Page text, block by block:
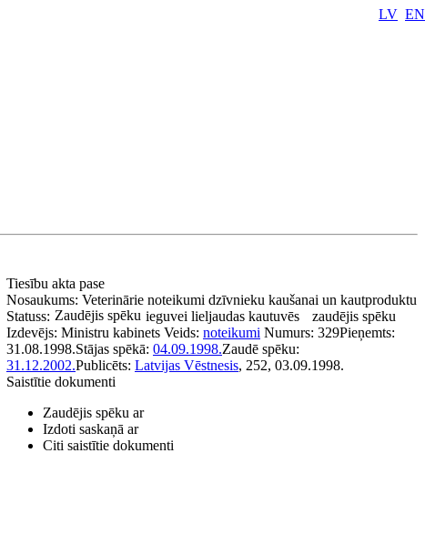
LV EN
Tiesību akta pase
Nosaukums: Veterinārie noteikumi dzīvnieku kaušanai un kautproduktu
ieguvei lieljaudas kautuvēs
Statuss: Zaudējis spēku
zaudējis spēku
Izdevējs: Ministru kabinets Veids: noteikumi Numurs: 329Pieņemts:
31.08.1998.Stājas spēkā: 04.09.1998.Zaudē spēku:
31.12.2002.Publicēts: Latvijas Vēstnesis, 252, 03.09.1998.
Saistītie dokumenti
Zaudējis spēku ar
Izdoti saskaņā ar
Citi saistītie dokumenti